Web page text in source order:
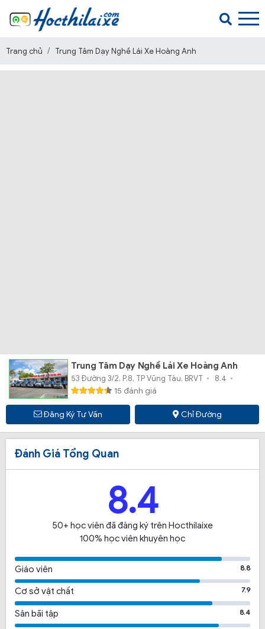
Trang chủ Trung Tâm Dạy Nghề Lái Xe Hoàng Anh
Trung Tâm Dạy Nghề Lái Xe Hoàng Anh
53 Đường 3/2, P.8, TP Vũng Tàu, BRVT
8.4
15 đánh giá
Đăng Ký Tư Vấn Chỉ Đường
Đánh Giá Tổng Quan
8.4
50+ học viên đã đăng ký trên Hocthilaixe
100% học viên khuyên học
Giáo viên 8.8
Cơ sở vật chất 7.9
Sân bãi tập 8.4